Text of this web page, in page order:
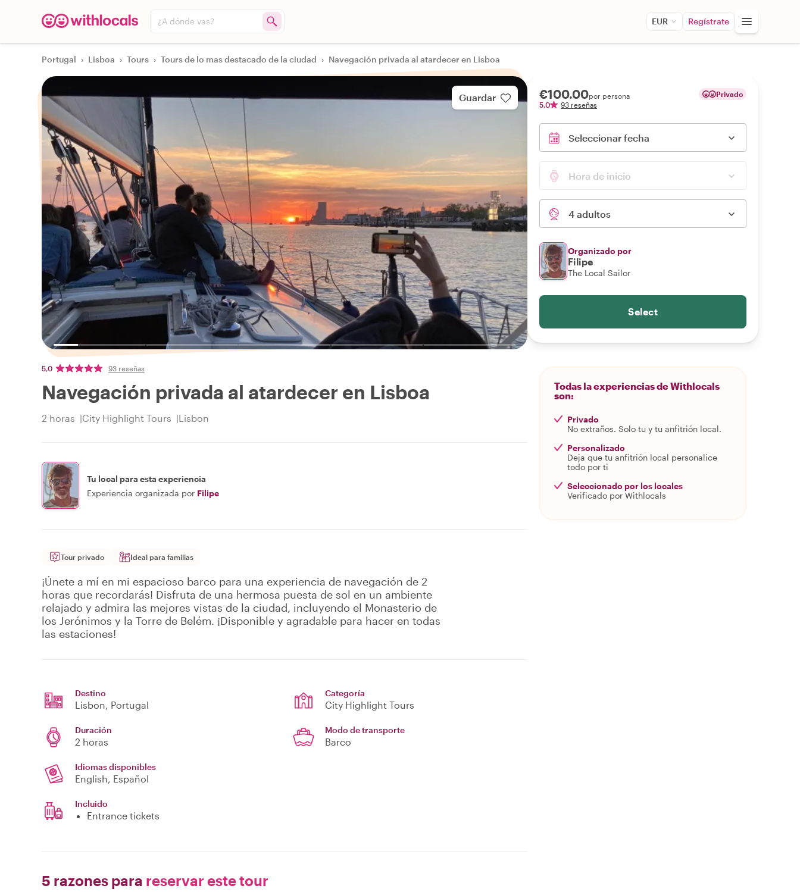
¿A dónde vas? EUR Regístrate
Portugal › Lisboa › Tours › Tours de lo mas destacado de la ciudad › Navegación privada al atardecer en Lisboa
Guardar
5,0 93 reseñas
Navegación privada al atardecer en Lisboa
2 horas City Highlight Tours Lisbon
Tu local para esta experiencia
Experiencia organizada por Filipe
Tour privado Ideal para familias
¡Únete a mí en mi espacioso barco para una experiencia de navegación de 2
horas que recordarás! Disfruta de una hermosa puesta de sol en un ambiente
relajado y admira las mejores vistas de la ciudad, incluyendo el Monasterio de
los Jerónimos y la Torre de Belém. ¡Disponible y agradable para hacer en todas
las estaciones!
Destino
Lisbon, Portugal
Categoría
City Highlight Tours
Duración
2 horas
Modo de transporte
Barco
Idiomas disponibles
English, Español
Incluido
Entrance tickets
5 razones para reservar este tour
€100.00por persona
5,0
93 reseñas
Privado
Seleccionar fecha
Hora de inicio
4 adultos
Organizado por
Filipe
The Local Sailor
Select
Todas la experiencias de Withlocals
son:
Privado
No extraños. Solo tu y tu anfitrión local.
Personalizado
Deja que tu anfitrión local personalice
todo por ti
Seleccionado por los locales
Verificado por Withlocals